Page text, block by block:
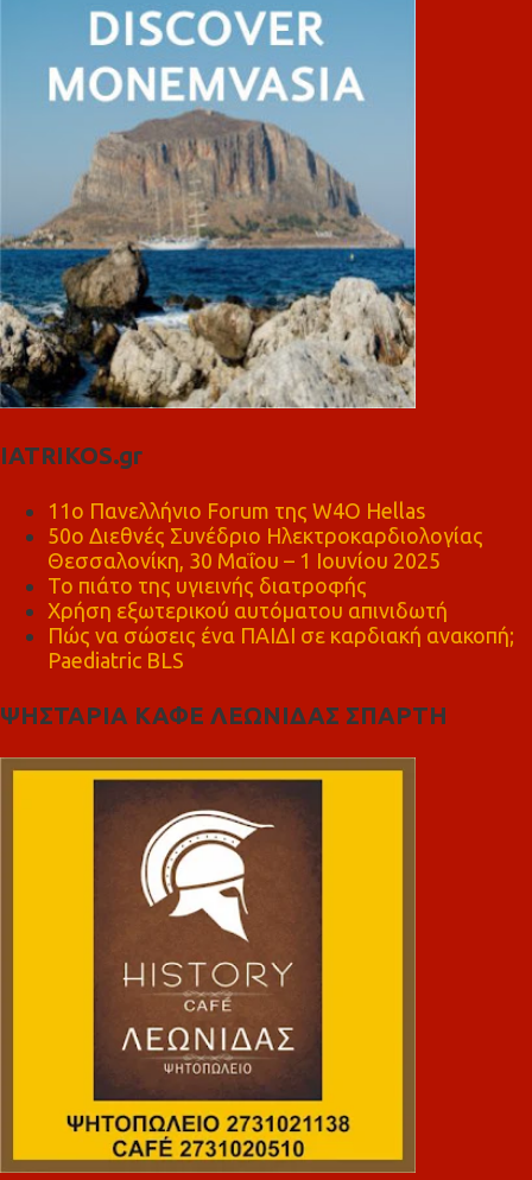
IATRIKOS.gr
11ο Πανελλήνιο Forum της W4O Hellas
50ο Διεθνές Συνέδριο Ηλεκτροκαρδιολογίας
Θεσσαλονίκη, 30 Μαΐου – 1 Ιουνίου 2025
Το πιάτο της υγιεινής διατροφής
Χρήση εξωτερικού αυτόματου απινιδωτή
Πώς να σώσεις ένα ΠΑΙΔΙ σε καρδιακή ανακοπή;
Paediatric BLS
ΨΗΣΤΑΡΙΑ ΚΑΦΕ ΛΕΩΝΙΔΑΣ ΣΠΑΡΤΗ